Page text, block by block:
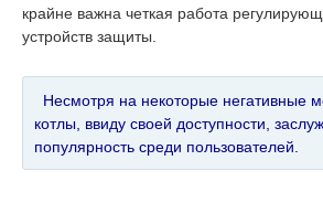
крайне важна четкая работа
устройств защиты.
Несмотря на некоторые негативные
котлы, ввиду своей доступности,
популярность среди пользователей.